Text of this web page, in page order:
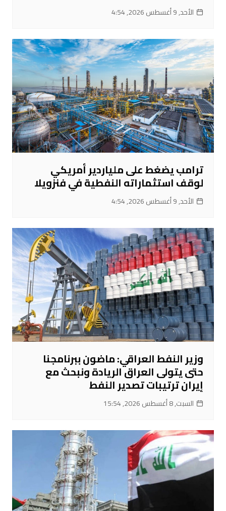
الأحد, 9 أغسطس 2026, 4:54
ترامب يضغط على ملياردير أمريكي
لوقف استثماراته النفطية في فنزويلا
الأحد, 9 أغسطس 2026, 4:54
وزير النفط العراقي: ماضون ببرنامجنا
حتى يتولى العراق الريادة ونبحث مع
إيران ترتيبات تصدير النفط
السبت, 8 أغسطس 2026, 15:54